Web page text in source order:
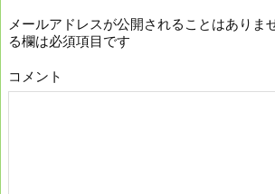
メールアドレスが公開されることはありま
る欄は必須項目です
コメント